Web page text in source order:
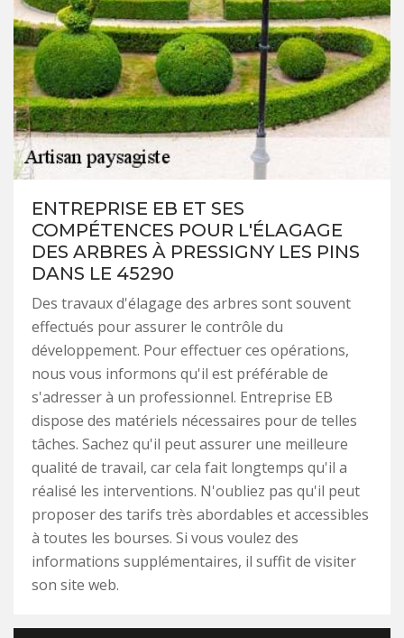
ENTREPRISE EB ET SES
COMPÉTENCES POUR L'ÉLAGAGE
DES ARBRES À PRESSIGNY LES PINS
DANS LE 45290
Des travaux d'élagage des arbres sont souvent
effectués pour assurer le contrôle du
développement. Pour effectuer ces opérations,
nous vous informons qu'il est préférable de
s'adresser à un professionnel. Entreprise EB
dispose des matériels nécessaires pour de telles
tâches. Sachez qu'il peut assurer une meilleure
qualité de travail, car cela fait longtemps qu'il a
réalisé les interventions. N'oubliez pas qu'il peut
proposer des tarifs très abordables et accessibles
à toutes les bourses. Si vous voulez des
informations supplémentaires, il suffit de visiter
son site web.